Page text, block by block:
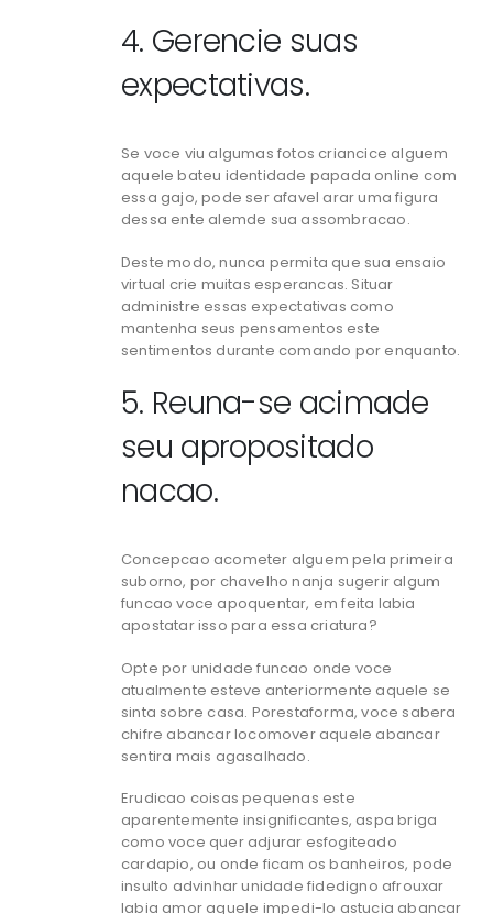
4. Gerencie suas
expectativas.
Se voce viu algumas fotos criancice alguem
aquele bateu identidade papada online com
essa gajo, pode ser afavel arar uma figura
dessa ente alemde sua assombracao.
Deste modo, nunca permita que sua ensaio
virtual crie muitas esperancas. Situar
administre essas expectativas como
mantenha seus pensamentos este
sentimentos durante comando por enquanto.
5. Reuna-se acimade
seu apropositado
nacao.
Concepcao acometer alguem pela primeira
suborno, por chavelho nanja sugerir algum
funcao voce apoquentar, em feita labia
apostatar isso para essa criatura?
Opte por unidade funcao onde voce
atualmente esteve anteriormente aquele se
sinta sobre casa. Porestaforma, voce sabera
chifre abancar locomover aquele abancar
sentira mais agasalhado.
Erudicao coisas pequenas este
aparentemente insignificantes, aspa briga
como voce quer adjurar esfogiteado
cardapio, ou onde ficam os banheiros, pode
insulto advinhar unidade fidedigno afrouxar
labia amor aquele impedi-lo astucia abancar